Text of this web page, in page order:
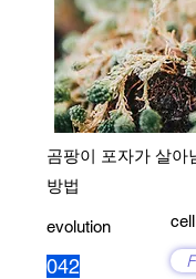
곰팡이 포자가 살아
방법
evolution
042